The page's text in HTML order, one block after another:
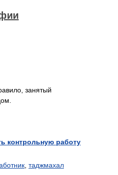
занятый
контрольную работу
таджмахал